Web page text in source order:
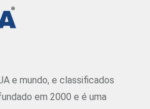
e mundo, e classificados
em 2000 e é uma